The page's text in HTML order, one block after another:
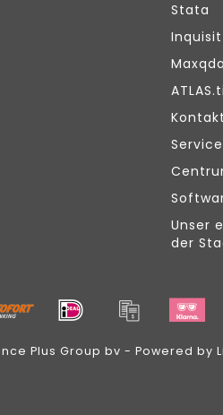
Stata
Inquisit
Maxqda
Unser
der
Plus Group bv - Powered by